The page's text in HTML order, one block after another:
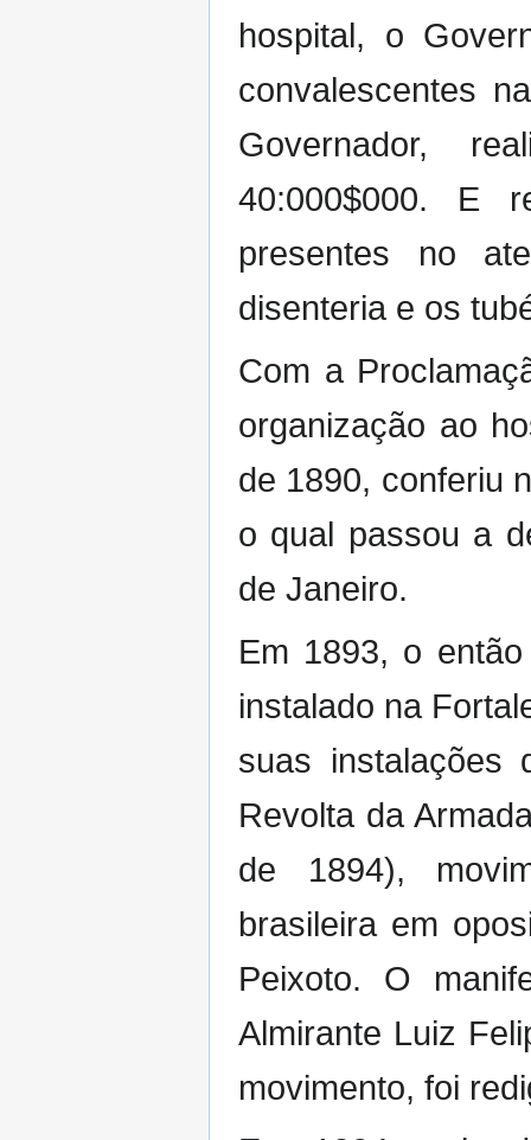
hospital, o
convalescentes
Governador,
40:000$000. E
presentes no
disenteria e os
Com a
organização ao
de 1890, conferiu
o qual passou a
de Janeiro.
Em 1893, o
instalado na
suas instalações
Revolta da
de 1894),
brasileira em
Peixoto. O
Almirante Luiz
movimento, foi